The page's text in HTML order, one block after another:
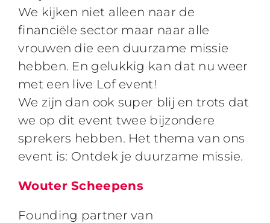
We kijken niet alleen naar de
financiële sector maar naar alle
vrouwen die een duurzame missie
hebben. En gelukkig kan dat nu weer
met een live Lof event!
We zijn dan ook super blij en trots dat
we op dit event twee bijzondere
sprekers hebben. Het thema van ons
event is: Ontdek je duurzame missie.
Wouter Scheepens
Founding partner van